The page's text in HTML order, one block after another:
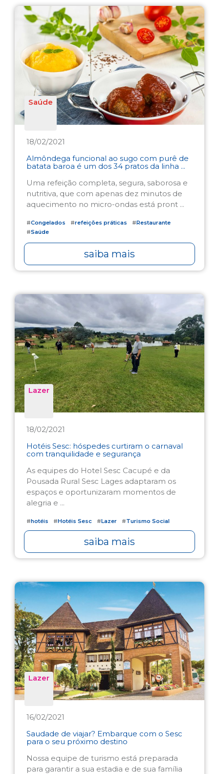
Saúde
18/02/2021
Almôndega funcional ao sugo com purê de
batata baroa é um dos 34 pratos da linha ...
Uma refeição completa, segura, saborosa e
nutritiva, que com apenas dez minutos de
aquecimento no micro-ondas está pront ...
#Congelados #refeições práticas #Restaurante
#Saúde
saiba mais
Lazer
18/02/2021
Hotéis Sesc: hóspedes curtiram o carnaval
com tranquilidade e segurança
As equipes do Hotel Sesc Cacupé e da
Pousada Rural Sesc Lages adaptaram os
espaços e oportunizaram momentos de
alegria e ...
#hotéis #Hotéis Sesc #Lazer #Turismo Social
saiba mais
Lazer
16/02/2021
Saudade de viajar? Embarque com o Sesc
para o seu próximo destino
Nossa equipe de turismo está preparada
para garantir a sua estadia e de sua família